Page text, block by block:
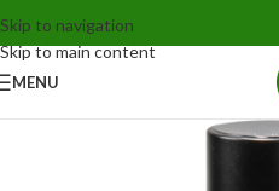
Skip to navigation
Skip to main content
MENU